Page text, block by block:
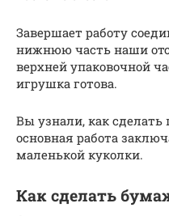
Завершает работу
нижнюю часть наши
верхней упаковочной
игрушка готова.
Вы узнали, как
основная работа
маленькой куколки.
Как сделать